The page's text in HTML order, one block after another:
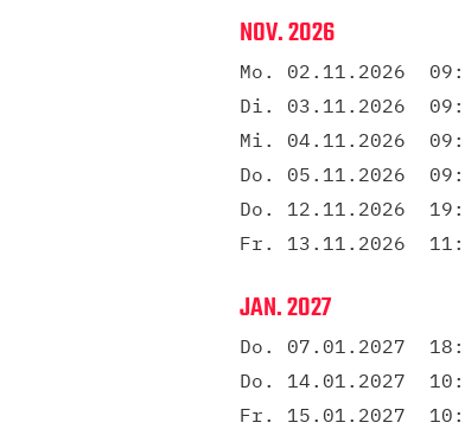
NOV. 2026
Mo. 02.11.2026
Di. 03.11.2026
Mi. 04.11.2026
Do. 05.11.2026
Do. 12.11.2026
Fr. 13.11.2026
JAN. 2027
Do. 07.01.2027
Do. 14.01.2027
Fr. 15.01.2027